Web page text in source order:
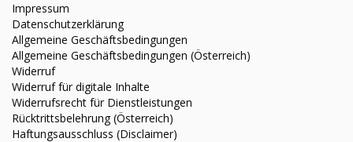
Impressum
Datenschutzerklärung
Allgemeine Geschäftsbedingungen
Allgemeine Geschäftsbedingungen (Österreich)
Widerruf
Widerruf für digitale Inhalte
Widerrufsrecht für Dienstleistungen
Rücktrittsbelehrung (Österreich)
Haftungsausschluss (Disclaimer)